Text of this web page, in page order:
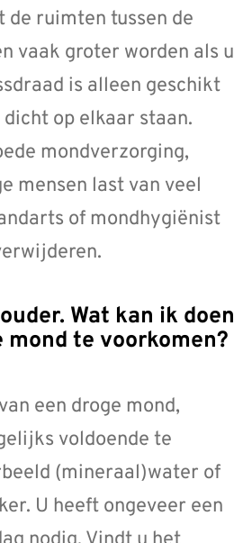
de ruimten tussen de
vaak groter worden als u
is alleen geschikt
op elkaar staan.
mondverzorging,
mensen last van veel
of mondhygiënist
mond te voorkomen?
een droge mond,
voldoende te
(mineraal)water of
U heeft ongeveer een